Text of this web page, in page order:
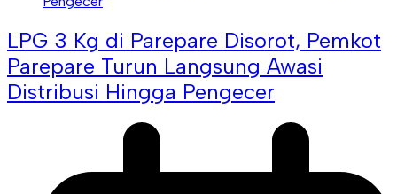
LPG 3 Kg di Parepare Disorot, Pemkot
Parepare Turun Langsung Awasi
Distribusi Hingga Pengecer